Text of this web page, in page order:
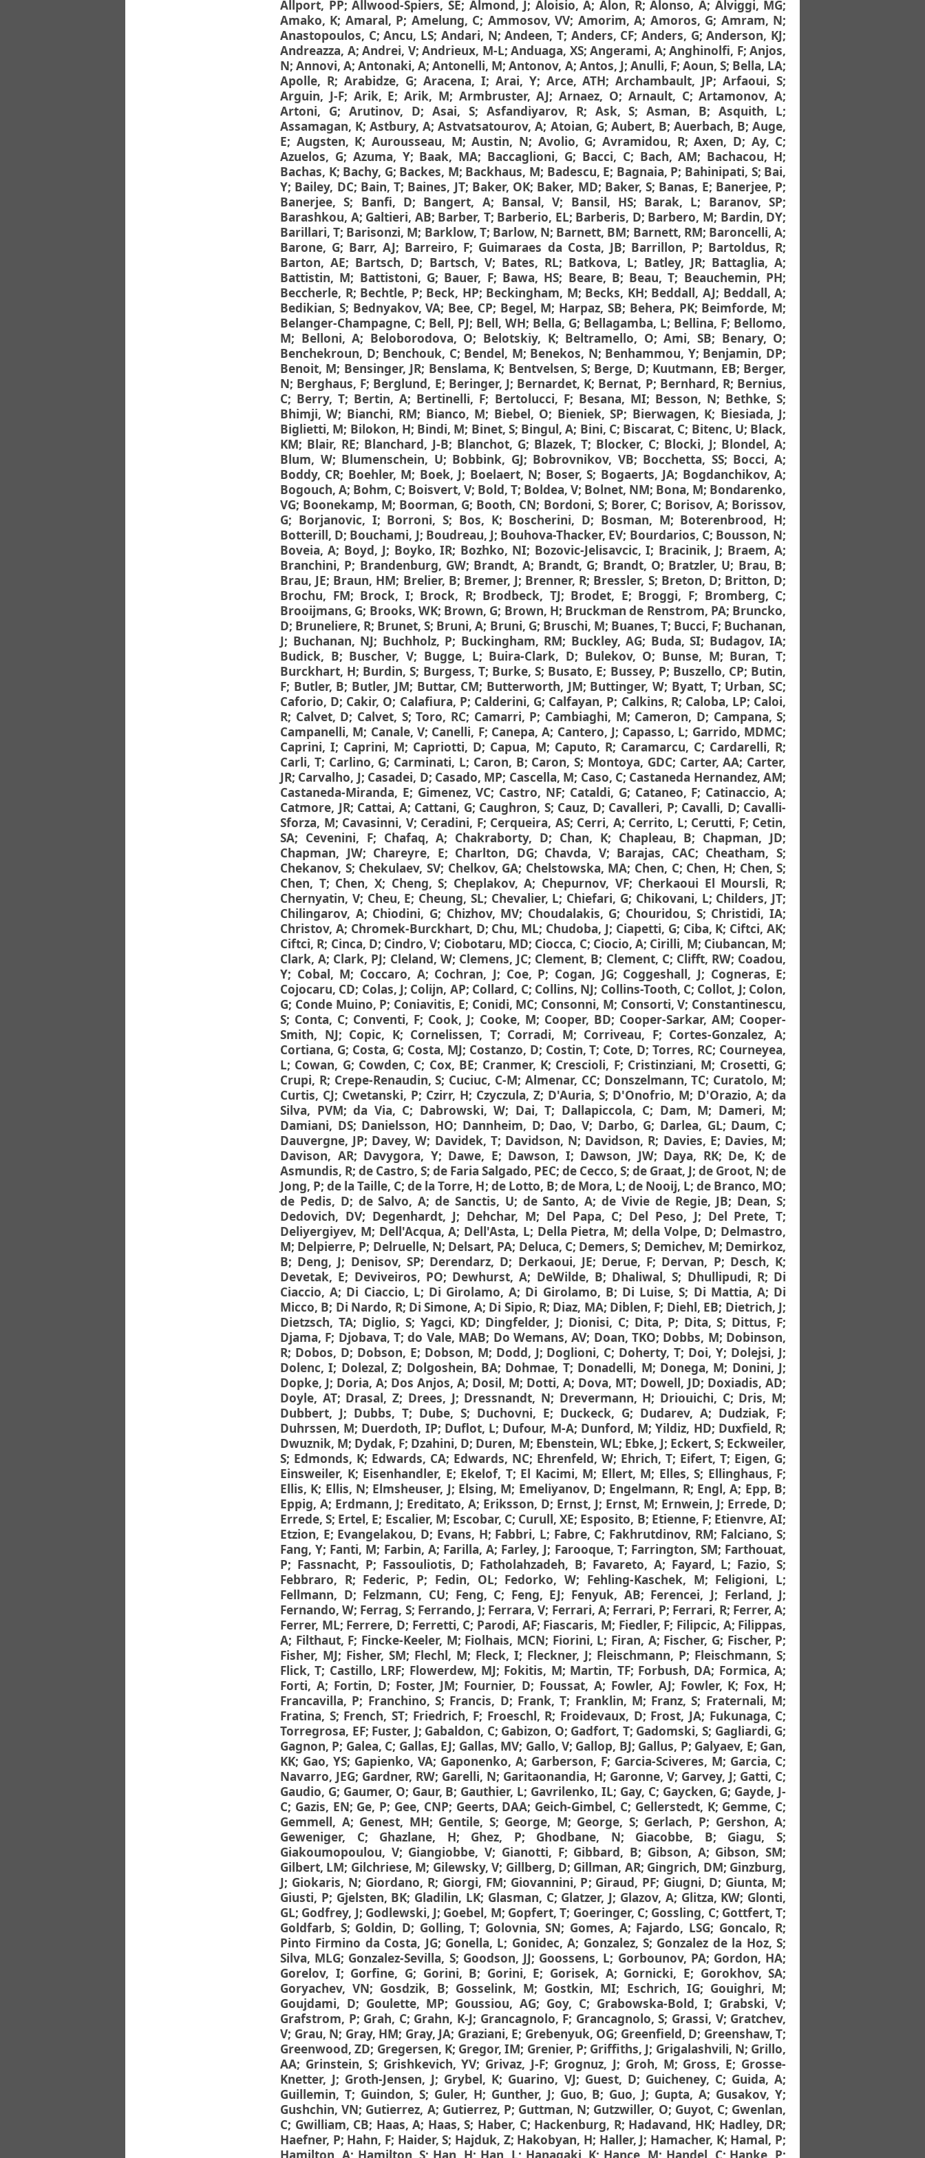
Allport, PP;Allwood-Spiers, SE; Almond, J; Aloisio, A; Alon, R;Alonso, A; Alviggi, MG;
Amako, K; Amaral, P; Amelung, C; Ammosov, VV; Amorim, A; Amoros, G; Amram, N;
Anastopoulos, C;Ancu, LS; Andari, N;Andeen, T; Anders, CF;Anders, G;Anderson, KJ;
Andreazza, A; Andrei, V; Andrieux, M-L; Anduaga, XS; Angerami, A; Anghinolfi, F; Anjos,
N;Annovi, A;Antonaki, A;Antonelli, M;Antonov, A; Antos, J; Anulli, F; Aoun, S; Bella, LA;
Apolle, R; Arabidze, G; Aracena, I; Arai, Y; Arce, ATH;Archambault, JP;Arfaoui, S;
Arguin, J-F; Arik, E;Arik, M; Armbruster, AJ;Arnaez, O; Arnault, C;Artamonov, A;
Artoni, G; Arutinov, D; Asai, S; Asfandiyarov, R; Ask, S;Asman, B;Asquith, L;
Assamagan, K;Astbury, A;Astvatsatourov, A; Atoian, G; Aubert, B; Auerbach, B;Auge,
E; Augsten, K; Aurousseau, M;Austin, N; Avolio, G; Avramidou, R;Axen, D; Ay, C;
Azuelos, G; Azuma, Y; Baak, MA; Baccaglioni, G; Bacci, C; Bach, AM; Bachacou, H;
Bachas, K; Bachy, G; Backes, M; Backhaus, M; Badescu, E; Bagnaia, P; Bahinipati, S; Bai,
Y; Bailey, DC; Bain, T; Baines, JT; Baker, OK; Baker, MD; Baker, S; Banas, E; Banerjee, P;
Banerjee, S; Banfi, D; Bangert, A; Bansal, V; Bansil, HS; Barak, L; Baranov, SP;
Barashkou, A; Galtieri, AB; Barber, T; Barberio, EL; Barberis, D; Barbero, M; Bardin, DY;
Barillari, T; Barisonzi, M; Barklow, T; Barlow, N; Barnett, BM; Barnett, RM; Baroncelli, A;
Barone, G; Barr, AJ; Barreiro, F; Guimaraes da Costa, JB; Barrillon, P; Bartoldus, R;
Barton, AE; Bartsch, D; Bartsch, V; Bates, RL; Batkova, L; Batley, JR; Battaglia, A;
Battistin, M; Battistoni, G; Bauer, F; Bawa, HS; Beare, B; Beau, T; Beauchemin, PH;
Beccherle, R; Bechtle, P; Beck, HP; Beckingham, M; Becks, KH; Beddall, AJ; Beddall, A;
Bedikian, S; Bednyakov, VA; Bee, CP; Begel, M; Harpaz, SB; Behera, PK; Beimforde, M;
Belanger-Champagne, C; Bell, PJ; Bell, WH; Bella, G; Bellagamba, L; Bellina, F; Bellomo,
M; Belloni, A; Beloborodova, O; Belotskiy, K; Beltramello, O;Ami, SB; Benary, O;
Benchekroun, D; Benchouk, C; Bendel, M; Benekos, N; Benhammou, Y; Benjamin, DP;
Benoit, M; Bensinger, JR; Benslama, K; Bentvelsen, S; Berge, D; Kuutmann, EB; Berger,
N; Berghaus, F; Berglund, E; Beringer, J; Bernardet, K; Bernat, P; Bernhard, R; Bernius,
C; Berry, T; Bertin, A; Bertinelli, F; Bertolucci, F; Besana, MI; Besson, N; Bethke, S;
Bhimji, W; Bianchi, RM; Bianco, M; Biebel, O; Bieniek, SP; Bierwagen, K; Biesiada, J;
Biglietti, M; Bilokon, H; Bindi, M; Binet, S; Bingul, A; Bini, C; Biscarat, C; Bitenc, U; Black,
KM; Blair, RE; Blanchard, J-B; Blanchot, G; Blazek, T; Blocker, C; Blocki, J; Blondel, A;
Blum, W; Blumenschein, U; Bobbink, GJ; Bobrovnikov, VB; Bocchetta, SS; Bocci, A;
Boddy, CR; Boehler, M; Boek, J; Boelaert, N; Boser, S; Bogaerts, JA; Bogdanchikov, A;
Bogouch, A; Bohm, C; Boisvert, V; Bold, T; Boldea, V; Bolnet, NM; Bona, M; Bondarenko,
VG; Boonekamp, M; Boorman, G; Booth, CN; Bordoni, S; Borer, C; Borisov, A; Borissov,
G; Borjanovic, I; Borroni, S; Bos, K; Boscherini, D; Bosman, M; Boterenbrood, H;
Botterill, D; Bouchami, J; Boudreau, J; Bouhova-Thacker, EV; Bourdarios, C; Bousson, N;
Boveia, A; Boyd, J; Boyko, IR; Bozhko, NI; Bozovic-Jelisavcic, I; Bracinik, J; Braem, A;
Branchini, P; Brandenburg, GW; Brandt, A; Brandt, G; Brandt, O; Bratzler, U; Brau, B;
Brau, JE; Braun, HM; Brelier, B; Bremer, J; Brenner, R; Bressler, S; Breton, D; Britton, D;
Brochu, FM; Brock, I; Brock, R; Brodbeck, TJ; Brodet, E; Broggi, F; Bromberg, C;
Brooijmans, G; Brooks, WK; Brown, G; Brown, H; Bruckman de Renstrom, PA; Bruncko,
D; Bruneliere, R; Brunet, S; Bruni, A; Bruni, G; Bruschi, M; Buanes, T; Bucci, F; Buchanan,
J; Buchanan, NJ; Buchholz, P; Buckingham, RM; Buckley, AG; Buda, SI; Budagov, IA;
Budick, B; Buscher, V; Bugge, L; Buira-Clark, D; Bulekov, O; Bunse, M; Buran, T;
Burckhart, H; Burdin, S; Burgess, T; Burke, S; Busato, E; Bussey, P; Buszello, CP; Butin,
F; Butler, B; Butler, JM; Buttar, CM; Butterworth, JM; Buttinger, W; Byatt, T; Urban, SC;
Caforio, D; Cakir, O; Calafiura, P; Calderini, G; Calfayan, P; Calkins, R; Caloba, LP; Caloi,
R; Calvet, D; Calvet, S;Toro, RC; Camarri, P; Cambiaghi, M; Cameron, D; Campana, S;
Campanelli, M; Canale, V; Canelli, F; Canepa, A; Cantero, J; Capasso, L; Garrido, MDMC;
Caprini, I; Caprini, M; Capriotti, D; Capua, M; Caputo, R; Caramarcu, C; Cardarelli, R;
Carli, T; Carlino, G; Carminati, L; Caron, B; Caron, S; Montoya, GDC; Carter, AA; Carter,
JR; Carvalho, J; Casadei, D; Casado, MP; Cascella, M; Caso, C; Castaneda Hernandez, AM;
Castaneda-Miranda, E; Gimenez, VC; Castro, NF; Cataldi, G; Cataneo, F; Catinaccio, A;
Catmore, JR; Cattai, A; Cattani, G; Caughron, S; Cauz, D; Cavalleri, P; Cavalli, D; Cavalli-
Sforza, M; Cavasinni, V; Ceradini, F; Cerqueira, AS; Cerri, A; Cerrito, L; Cerutti, F; Cetin,
SA; Cevenini, F; Chafaq, A; Chakraborty, D; Chan, K; Chapleau, B; Chapman, JD;
Chapman, JW; Chareyre, E; Charlton, DG; Chavda, V; Barajas, CAC; Cheatham, S;
Chekanov, S; Chekulaev, SV; Chelkov, GA; Chelstowska, MA; Chen, C; Chen, H; Chen, S;
Chen, T; Chen, X; Cheng, S; Cheplakov, A; Chepurnov, VF; Cherkaoui El Moursli, R;
Chernyatin, V; Cheu, E; Cheung, SL; Chevalier, L; Chiefari, G; Chikovani, L; Childers, JT;
Chilingarov, A; Chiodini, G; Chizhov, MV; Choudalakis, G; Chouridou, S; Christidi, IA;
Christov, A; Chromek-Burckhart, D; Chu, ML; Chudoba, J; Ciapetti, G; Ciba, K; Ciftci, AK;
Ciftci, R; Cinca, D; Cindro, V; Ciobotaru, MD; Ciocca, C; Ciocio, A; Cirilli, M; Ciubancan, M;
Clark, A; Clark, PJ; Cleland, W; Clemens, JC; Clement, B; Clement, C; Clifft, RW; Coadou,
Y; Cobal, M; Coccaro, A; Cochran, J; Coe, P; Cogan, JG; Coggeshall, J; Cogneras, E;
Cojocaru, CD; Colas, J; Colijn, AP; Collard, C; Collins, NJ; Collins-Tooth, C; Collot, J; Colon,
G; Conde Muino, P; Coniavitis, E; Conidi, MC; Consonni, M; Consorti, V; Constantinescu,
S; Conta, C; Conventi, F; Cook, J; Cooke, M; Cooper, BD; Cooper-Sarkar, AM; Cooper-
Smith, NJ; Copic, K; Cornelissen, T; Corradi, M; Corriveau, F; Cortes-Gonzalez, A;
Cortiana, G; Costa, G; Costa, MJ; Costanzo, D; Costin, T; Cote, D;Torres, RC; Courneyea,
L; Cowan, G; Cowden, C; Cox, BE; Cranmer, K; Crescioli, F; Cristinziani, M; Crosetti, G;
Crupi, R; Crepe-Renaudin, S; Cuciuc, C-M; Almenar, CC; Donszelmann, TC; Curatolo, M;
Curtis, CJ; Cwetanski, P; Czirr, H; Czyczula, Z; D'Auria, S; D'Onofrio, M; D'Orazio, A; da
Silva, PVM; da Via, C; Dabrowski, W; Dai, T; Dallapiccola, C; Dam, M; Dameri, M;
Damiani, DS; Danielsson, HO; Dannheim, D; Dao, V; Darbo, G; Darlea, GL; Daum, C;
Dauvergne, JP; Davey, W; Davidek, T; Davidson, N; Davidson, R; Davies, E; Davies, M;
Davison, AR; Davygora, Y; Dawe, E; Dawson, I; Dawson, JW; Daya, RK; De, K; de
Asmundis, R; de Castro, S; de Faria Salgado, PEC; de Cecco, S; de Graat, J; de Groot, N; de
Jong, P;de la Taille, C;de la Torre, H; de Lotto, B; de Mora, L; de Nooij, L;de Branco, MO;
de Pedis, D; de Salvo, A;de Sanctis, U; de Santo, A;de Vivie de Regie, JB; Dean, S;
Dedovich, DV; Degenhardt, J; Dehchar, M; Del Papa, C; Del Peso, J; Del Prete, T;
Deliyergiyev, M; Dell'Acqua, A; Dell'Asta, L; Della Pietra, M; della Volpe, D; Delmastro,
M; Delpierre, P; Delruelle, N; Delsart, PA; Deluca, C; Demers, S; Demichev, M; Demirkoz,
B; Deng, J; Denisov, SP; Derendarz, D; Derkaoui, JE; Derue, F; Dervan, P; Desch, K;
Devetak, E; Deviveiros, PO; Dewhurst, A; DeWilde, B; Dhaliwal, S; Dhullipudi, R; Di
Ciaccio, A; Di Ciaccio, L; Di Girolamo, A; Di Girolamo, B; Di Luise, S; Di Mattia, A; Di
Micco, B; Di Nardo, R; Di Simone, A; Di Sipio, R; Diaz, MA; Diblen, F; Diehl, EB; Dietrich, J;
Dietzsch, TA; Diglio, S; Yagci, KD; Dingfelder, J; Dionisi, C; Dita, P; Dita, S; Dittus, F;
Djama, F; Djobava, T;do Vale, MAB; Do Wemans, AV; Doan, TKO; Dobbs, M; Dobinson,
R; Dobos, D; Dobson, E; Dobson, M; Dodd, J; Doglioni, C; Doherty, T; Doi, Y; Dolejsi, J;
Dolenc, I; Dolezal, Z; Dolgoshein, BA; Dohmae, T; Donadelli, M; Donega, M; Donini, J;
Dopke, J; Doria, A; Dos Anjos, A; Dosil, M; Dotti, A; Dova, MT; Dowell, JD; Doxiadis, AD;
Doyle, AT; Drasal, Z; Drees, J; Dressnandt, N; Drevermann, H; Driouichi, C; Dris, M;
Dubbert, J; Dubbs, T; Dube, S; Duchovni, E; Duckeck, G; Dudarev, A; Dudziak, F;
Duhrssen, M; Duerdoth, IP; Duflot, L; Dufour, M-A; Dunford, M;Yildiz, HD; Duxfield, R;
Dwuznik, M; Dydak, F; Dzahini, D; Duren, M; Ebenstein, WL; Ebke, J; Eckert, S; Eckweiler,
S; Edmonds, K; Edwards, CA; Edwards, NC; Ehrenfeld, W; Ehrich, T; Eifert, T; Eigen, G;
Einsweiler, K; Eisenhandler, E; Ekelof, T; El Kacimi, M; Ellert, M; Elles, S; Ellinghaus, F;
Ellis, K; Ellis, N; Elmsheuser, J; Elsing, M; Emeliyanov, D; Engelmann, R; Engl, A; Epp, B;
Eppig, A; Erdmann, J; Ereditato, A; Eriksson, D; Ernst, J; Ernst, M; Ernwein, J; Errede, D;
Errede, S; Ertel, E; Escalier, M; Escobar, C; Curull, XE; Esposito, B; Etienne, F; Etienvre, AI;
Etzion, E; Evangelakou, D; Evans, H; Fabbri, L; Fabre, C; Fakhrutdinov, RM; Falciano, S;
Fang, Y; Fanti, M; Farbin, A; Farilla, A; Farley, J; Farooque, T; Farrington, SM; Farthouat,
P; Fassnacht, P; Fassouliotis, D; Fatholahzadeh, B; Favareto, A; Fayard, L; Fazio, S;
Febbraro, R; Federic, P; Fedin, OL; Fedorko, W; Fehling-Kaschek, M; Feligioni, L;
Fellmann, D; Felzmann, CU; Feng, C; Feng, EJ; Fenyuk, AB; Ferencei, J; Ferland, J;
Fernando, W; Ferrag, S; Ferrando, J; Ferrara, V; Ferrari, A; Ferrari, P; Ferrari, R; Ferrer, A;
Ferrer, ML; Ferrere, D; Ferretti, C; Parodi, AF; Fiascaris, M; Fiedler, F; Filipcic, A; Filippas,
A; Filthaut, F; Fincke-Keeler, M; Fiolhais, MCN; Fiorini, L; Firan, A; Fischer, G; Fischer, P;
Fisher, MJ; Fisher, SM; Flechl, M; Fleck, I; Fleckner, J; Fleischmann, P; Fleischmann, S;
Flick, T; Castillo, LRF; Flowerdew, MJ; Fokitis, M; Martin, TF; Forbush, DA; Formica, A;
Forti, A; Fortin, D; Foster, JM; Fournier, D; Foussat, A; Fowler, AJ; Fowler, K; Fox, H;
Francavilla, P; Franchino, S; Francis, D; Frank, T; Franklin, M; Franz, S; Fraternali, M;
Fratina, S; French, ST; Friedrich, F; Froeschl, R; Froidevaux, D; Frost, JA; Fukunaga, C;
Torregrosa, EF; Fuster, J; Gabaldon, C; Gabizon, O; Gadfort, T; Gadomski, S; Gagliardi, G;
Gagnon, P; Galea, C; Gallas, EJ; Gallas, MV; Gallo, V; Gallop, BJ; Gallus, P; Galyaev, E; Gan,
KK; Gao, YS; Gapienko, VA; Gaponenko, A; Garberson, F; Garcia-Sciveres, M; Garcia, C;
Navarro, JEG; Gardner, RW; Garelli, N; Garitaonandia, H; Garonne, V; Garvey, J; Gatti, C;
Gaudio, G; Gaumer, O; Gaur, B; Gauthier, L; Gavrilenko, IL; Gay, C; Gaycken, G; Gayde, J-
C; Gazis, EN; Ge, P; Gee, CNP; Geerts, DAA; Geich-Gimbel, C; Gellerstedt, K; Gemme, C;
Gemmell, A; Genest, MH; Gentile, S; George, M; George, S; Gerlach, P; Gershon, A;
Geweniger, C; Ghazlane, H; Ghez, P; Ghodbane, N; Giacobbe, B; Giagu, S;
Giakoumopoulou, V; Giangiobbe, V; Gianotti, F; Gibbard, B; Gibson, A; Gibson, SM;
Gilbert, LM; Gilchriese, M; Gilewsky, V; Gillberg, D; Gillman, AR; Gingrich, DM; Ginzburg,
J; Giokaris, N; Giordano, R; Giorgi, FM; Giovannini, P; Giraud, PF; Giugni, D; Giunta, M;
Giusti, P; Gjelsten, BK; Gladilin, LK; Glasman, C; Glatzer, J; Glazov, A; Glitza, KW; Glonti,
GL; Godfrey, J; Godlewski, J; Goebel, M; Gopfert, T; Goeringer, C; Gossling, C; Gottfert, T;
Goldfarb, S; Goldin, D; Golling, T; Golovnia, SN; Gomes, A; Fajardo, LSG; Goncalo, R;
Pinto Firmino da Costa, JG; Gonella, L; Gonidec, A; Gonzalez, S; Gonzalez de la Hoz, S;
Silva, MLG; Gonzalez-Sevilla, S; Goodson, JJ; Goossens, L; Gorbounov, PA; Gordon, HA;
Gorelov, I; Gorfine, G; Gorini, B; Gorini, E; Gorisek, A; Gornicki, E; Gorokhov, SA;
Goryachev, VN; Gosdzik, B; Gosselink, M; Gostkin, MI; Eschrich, IG; Gouighri, M;
Goujdami, D; Goulette, MP; Goussiou, AG; Goy, C; Grabowska-Bold, I; Grabski, V;
Grafstrom, P; Grah, C; Grahn, K-J; Grancagnolo, F; Grancagnolo, S; Grassi, V; Gratchev,
V; Grau, N; Gray, HM; Gray, JA; Graziani, E; Grebenyuk, OG; Greenfield, D; Greenshaw, T;
Greenwood, ZD; Gregersen, K; Gregor, IM; Grenier, P; Griffiths, J; Grigalashvili, N; Grillo,
AA; Grinstein, S; Grishkevich, YV; Grivaz, J-F; Grognuz, J; Groh, M; Gross, E; Grosse-
Knetter, J; Groth-Jensen, J; Grybel, K; Guarino, VJ; Guest, D; Guicheney, C; Guida, A;
Guillemin, T; Guindon, S; Guler, H; Gunther, J; Guo, B; Guo, J; Gupta, A; Gusakov, Y;
Gushchin, VN; Gutierrez, A; Gutierrez, P; Guttman, N; Gutzwiller, O; Guyot, C; Gwenlan,
C; Gwilliam, CB; Haas, A; Haas, S; Haber, C; Hackenburg, R; Hadavand, HK; Hadley, DR;
Haefner, P; Hahn, F; Haider, S; Hajduk, Z; Hakobyan, H; Haller, J; Hamacher, K; Hamal, P;